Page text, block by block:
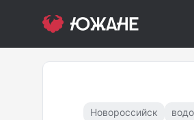
Новороссийск